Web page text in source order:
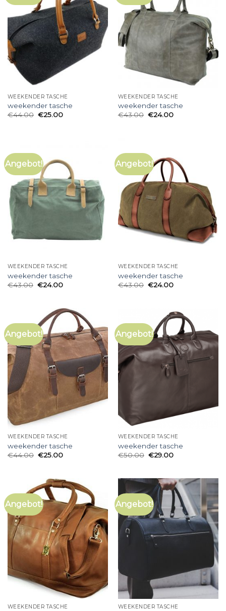
WEEKENDER TASCHE
weekender tasche
€44.00 €25.00
WEEKENDER TASCHE
weekender tasche
€43.00 €24.00
Angebot!
WEEKENDER TASCHE
weekender tasche
€43.00 €24.00
Angebot!
WEEKENDER TASCHE
weekender tasche
€43.00 €24.00
Angebot!
WEEKENDER TASCHE
weekender tasche
€44.00 €25.00
Angebot!
WEEKENDER TASCHE
weekender tasche
€50.00 €29.00
Angebot!
WEEKENDER TASCHE
Angebot!
WEEKENDER TASCHE